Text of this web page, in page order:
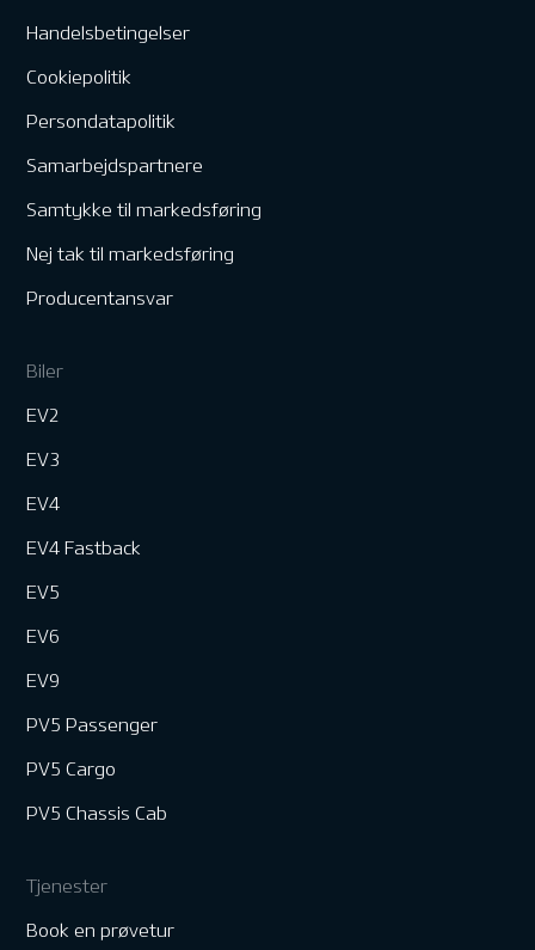
Handelsbetingelser
Cookiepolitik
Persondatapolitik
Samarbejdspartnere
Samtykke til markedsføring
Nej tak til markedsføring
Producentansvar
Biler
EV2
EV3
EV4
EV4 Fastback
EV5
EV6
EV9
PV5 Passenger
PV5 Cargo
PV5 Chassis Cab
Tjenester
Book en prøvetur